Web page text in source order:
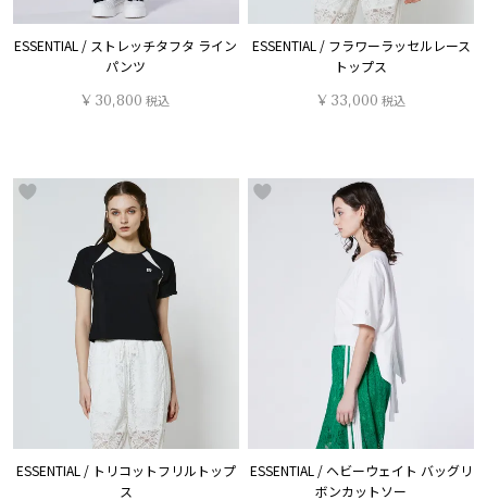
ESSENTIAL / ストレッチタフタ ライン
パンツ
¥ 30,800 税込
ESSENTIAL / フラワーラッセルレース
トップス
¥ 33,000 税込
ESSENTIAL / トリコットフリルトップ
ス
ESSENTIAL / ヘビーウェイト バッグリ
ボンカットソー